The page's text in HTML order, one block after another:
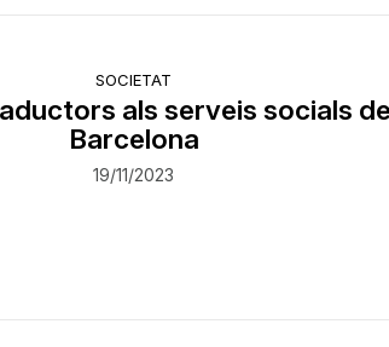
SOCIETAT
als serveis socials
Barcelona
19/11/2023